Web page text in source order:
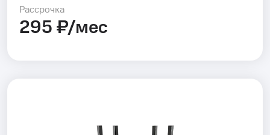
Рассрочка
295 ₽/мес